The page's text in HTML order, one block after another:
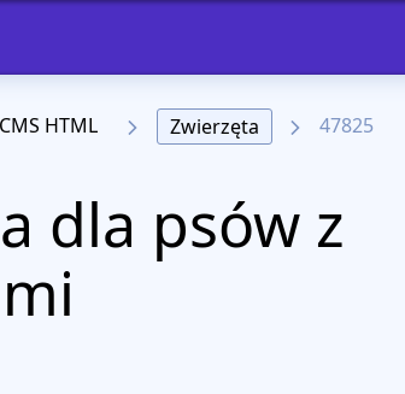
HTML Zwierzęta 47825
dla psów z